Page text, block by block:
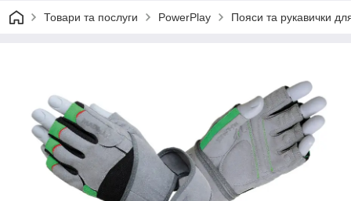
Товари та послуги PowerPlay Пояси та рукавички